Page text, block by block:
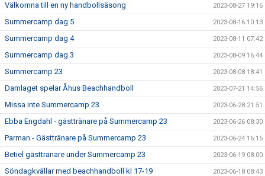
Välkomna till en ny handbollsäsong 2023-08-27 19:16
Summercamp dag 5 2023-08-16 10:13
Summercamp dag 4 2023-08-11 07:42
Summercamp dag 3 2023-08-09 16:44
Summercamp 23 2023-08-08 18:41
Damlaget spelar Åhus Beachhandboll 2023-07-21 14:56
Missa inte Summercamp 23 2023-06-28 21:51
Ebba Engdahl - gästtränare på Summercamp 23 2023-06-26 08:30
Parman - Gästtränare på Summercamp 23 2023-06-24 16:15
Betiel gästtränare under Summercamp 23 2023-06-19 08:00
Söndagkvällar med beachhandboll kl 17-19 2023-06-18 08:43